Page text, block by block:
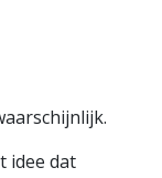
idee dat